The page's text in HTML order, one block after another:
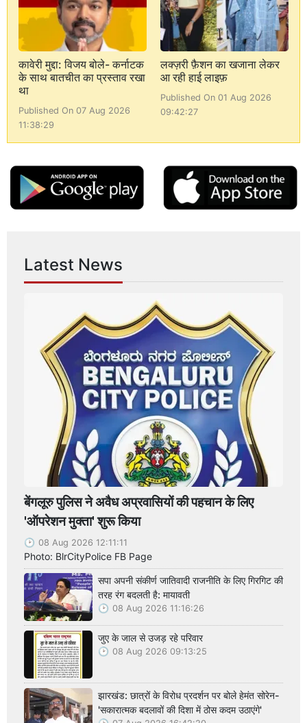
कावेरी मुद्दा: विजय बोले- कर्नाटक
के साथ बातचीत का प्रस्ताव रखा
था
Published On 07 Aug 2026
11:38:29
लक्ज़री फ़ैशन का खजाना लेकर
आ रही हाई लाइफ़
Published On 01 Aug 2026
09:42:27
Latest News
बेंगलूरु पुलिस ने अवैध अप्रवासियों की पहचान के लिए
'ऑपरेशन मुक्ता' शुरू किया
08 Aug 2026 12:11:11
Photo: BlrCityPolice FB Page
सपा अपनी संकीर्ण जातिवादी राजनीति के लिए गिरगिट की
तरह रंग बदलती है: मायावती
08 Aug 2026 11:16:26
जुए के जाल से उजड़ रहे परिवार
08 Aug 2026 09:13:25
झारखंड: छात्रों के विरोध प्रदर्शन पर बोले हेमंत सोरेन-
'सकारात्मक बदलावों की दिशा में ठोस कदम उठाएंगे'